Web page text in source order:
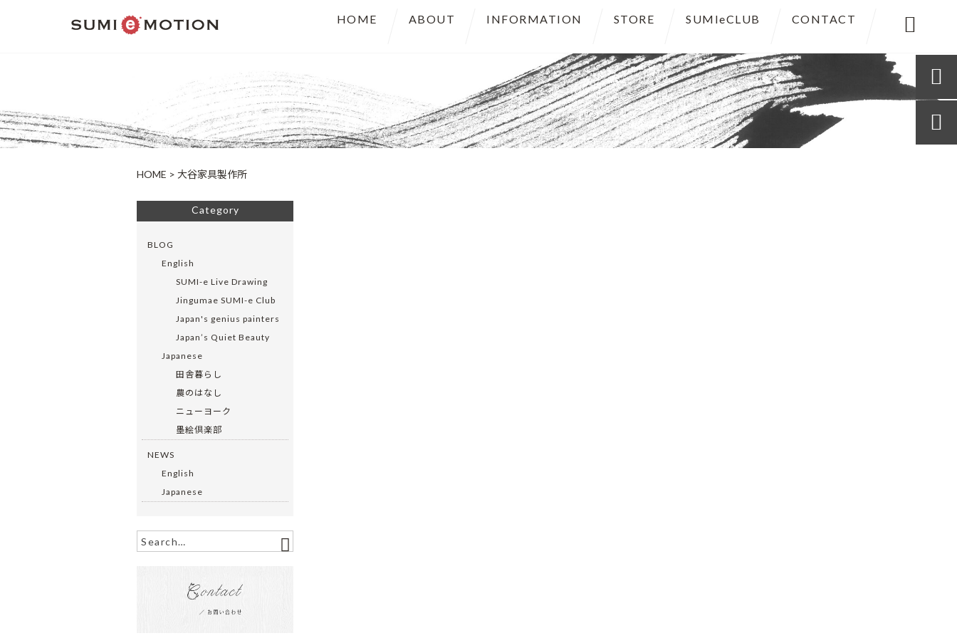
HOME ABOUT INFORMATION STORE SUMIeCLUB CONTACT 
HOME > 大谷家具製作所
Category
BLOG
English
SUMI-e Live Drawing
Jingumae SUMI-e Club
Japan's genius painters
Japan’s Quiet Beauty
Japanese
田舎暮らし
農のはなし
ニューヨーク
墨絵倶楽部
NEWS
English
Japanese

